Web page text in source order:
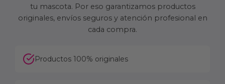
tu mascota. Por eso garantizamos productos
originales, envíos seguros y atención profesional en
cada compra.
Productos 100% originales